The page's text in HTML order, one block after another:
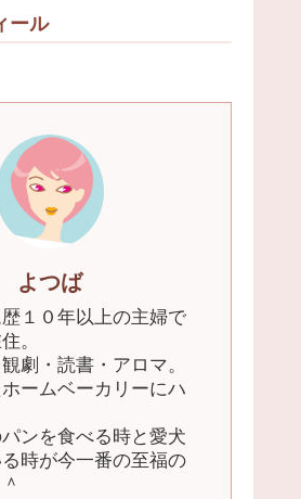
ール
よつば
１０年以上の主婦で
。
劇・読書・アロマ。
ームベーカリーにハ
ンを食べる時と愛犬
時が今一番の至福の